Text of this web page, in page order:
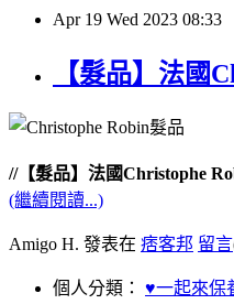
Apr 19 Wed 2023 08:33
【髮品】法國
//【髮品】法國Christophe
(繼續閱讀...)
Amigo H. 發表在 痞客邦 留言
個人分類： ♥一起來保